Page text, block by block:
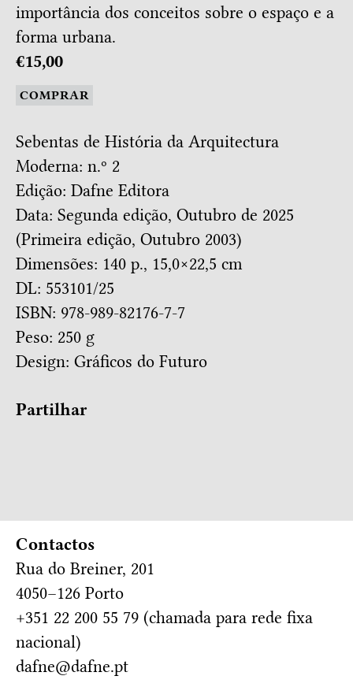
importância dos conceitos sobre o espaço e a
forma urbana.
€15,00
COMPRAR
Sebentas de História da Arquitectura
Moderna: n.º 2
Edição: Dafne Editora
Data: Segunda edição, Outubro de 2025
(Primeira edição, Outubro 2003)
Dimensões: 140 p., 15,0×22,5 cm
DL: 553101/25
ISBN: 978-989-82176-7-7
Peso: 250 g
Design: Gráficos do Futuro
Partilhar
Contactos
Rua do Breiner, 201
4050–126 Porto
+351 22 200 55 79 (chamada para rede fixa
nacional)
dafne@dafne.pt